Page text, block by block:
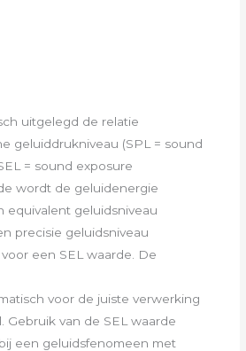
uitgelegd de relatie
geluiddrukniveau (SPL = sound
= sound exposure
wordt de geluidenergie
equivalent geluidsniveau
precisie geluidsniveau
een SEL waarde. De
voor de juiste verwerking
Gebruik van de SEL waarde
een geluidsfenomeen met